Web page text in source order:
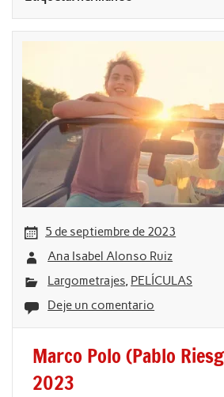
5 de septiembre de 2023
Ana Isabel Alonso Ruiz
Largometrajes, PELÍCULAS
Deje un comentario
Marco Polo (Pablo
2023